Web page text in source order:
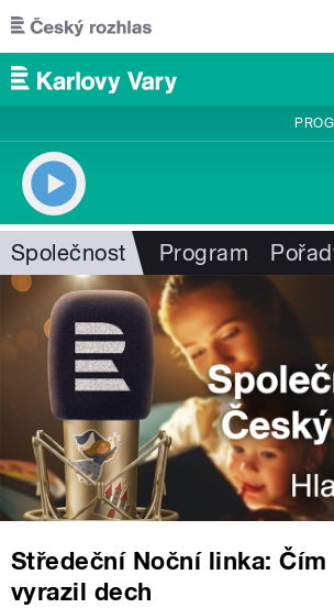
Přejít k hlavnímu obsahu
Společnost Program
Středeční Noční linka:
vyrazil dech